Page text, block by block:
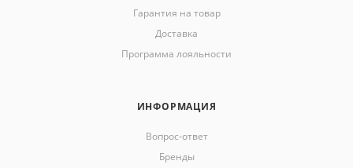
Гарантия на товар
Доставка
Программа лояльности
ИНФОРМАЦИЯ
Вопрос-ответ
Бренды